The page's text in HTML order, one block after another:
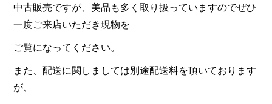
中古販売ですが、美品も多く取り扱っていますのでぜひ
一度ご来店いただき現物を
ご覧になってください。
また、配送に関しましては別途配送料を頂いております
が、